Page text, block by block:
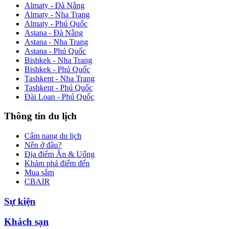
Almaty - Đà Nẵng
Almaty - Nha Trang
Almaty - Phú Quốc
Astana - Đà Nẵng
Astana - Nha Trang
Astana - Phú Quốc
Bishkek - Nha Trang
Bishkek - Phú Quốc
Tashkent - Nha Trang
Tashkent - Phú Quốc
Đài Loan - Phú Quốc
Thông tin du lịch
Cẩm nang du lịch
Nên ở đâu?
Địa điểm Ăn & Uống
Khám phá điểm đến
Mua sắm
CBAIR
Sự kiện
Khách sạn